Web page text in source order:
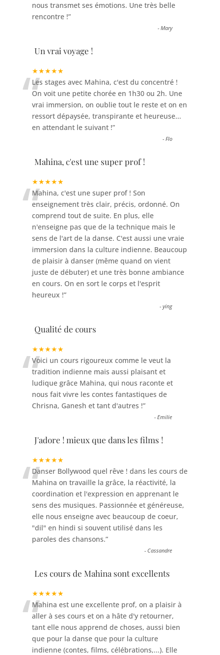
nous transmet ses émotions. Une très belle
rencontre !”
-Mary
Un vrai voyage !
★★★★★
“Les stages avec Mahina, c'est du concentré !
On voit une petite chorée en 1h30 ou 2h. Une
vrai immersion, on oublie tout le reste et on en
ressort dépaysée, transpirante et heureuse...
en attendant le suivant !”
-Flo
Mahina, c'est une super prof !
★★★★★
“Mahina, c'est une super prof ! Son
enseignement très clair, précis, ordonné. On
comprend tout de suite. En plus, elle
n'enseigne pas que de la technique mais le
sens de l'art de la danse. C'est aussi une vraie
immersion dans la culture indienne. Beaucoup
de plaisir à danser (même quand on vient
juste de débuter) et une très bonne ambiance
en cours. On en sort le corps et l'esprit
heureux !”
-ying
Qualité de cours
★★★★★
“Voici un cours rigoureux comme le veut la
tradition indienne mais aussi plaisant et
ludique grâce Mahina, qui nous raconte et
nous fait vivre les contes fantastiques de
Chrisna, Ganesh et tant d'autres !”
-Emilie
J'adore ! mieux que dans les films !
★★★★★
“Danser Bollywood quel rêve ! dans les cours de
Mahina on travaille la grâce, la réactivité, la
coordination et l'expression en apprenant le
sens des musiques. Passionnée et généreuse,
elle nous enseigne avec beaucoup de coeur,
"dil" en hindi si souvent utilisé dans les
paroles des chansons.”
-Cassandre
Les cours de Mahina sont excellents
★★★★★
“Mahina est une excellente prof, on a plaisir à
aller à ses cours et on a hâte d'y retourner,
tant elle nous apprend de choses, aussi bien
que pour la danse que pour la culture
indienne (contes, films, célébrations,...). Elle